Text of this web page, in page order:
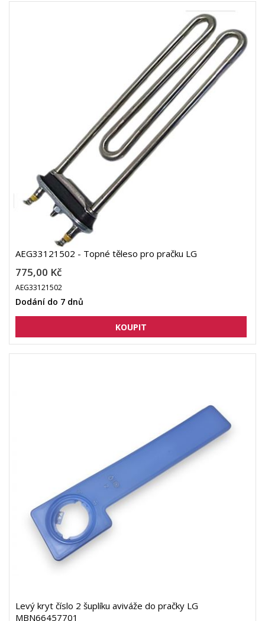
AEG33121502 - Topné těleso pro pračku LG
775,00 Kč
AEG33121502
Dodání do 7 dnů
Levý kryt číslo 2 šuplíku aviváže do pračky LG
MBN66457701